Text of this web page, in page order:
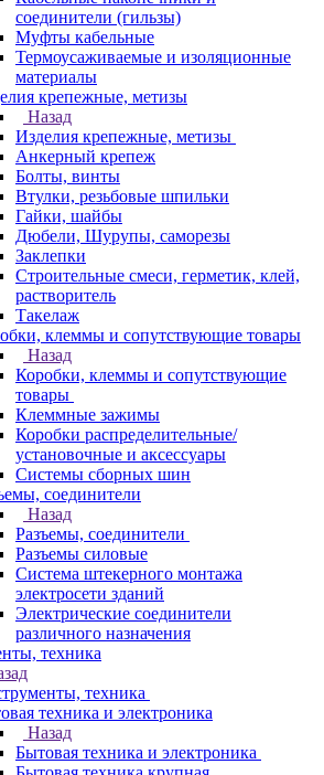
соединители (гильзы)
Муфты кабельные
Термоусаживаемые и изоляционные
материалы
крепежные, метизы
Назад
Изделия крепежные, метизы
Анкерный крепеж
Болты, винты
Втулки, резьбовые шпильки
Гайки, шайбы
Дюбели, Шурупы, саморезы
Заклепки
Строительные смеси, герметик, клей,
растворитель
Такелаж
клеммы и сопутствующие товары
Назад
Коробки, клеммы и сопутствующие
товары
Клеммные зажимы
Коробки распределительные/
установочные и аксессуары
Системы сборных шин
соединители
Назад
Разъемы, соединители
Разъемы силовые
Система штекерного монтажа
электросети зданий
Электрические соединители
различного назначения
техника
техника
техника и электроника
Назад
Бытовая техника и электроника